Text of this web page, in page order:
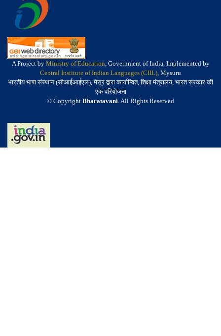
A Project by Ministry of Education, Government of India, Implemented by
Central Institute of Indian Languages (CIIL), Mysuru
भारतीय भाषा संस्थान (सीआईआईएल), मैसूर द्वारा कार्यान्वित, शिक्षा मंत्रालय, भारत सरकार की
एक परियोजना
© Copyright Bharatavani. All Rights Reserved